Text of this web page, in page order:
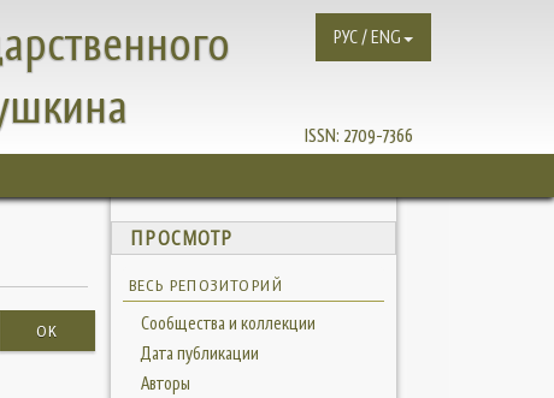
ISSN: 2709-7366
РУС / ENG
OK
ПРОСМОТР
ВЕСЬ РЕПОЗИТОРИЙ
Сообщества и коллекции
Дата публикации
Авторы